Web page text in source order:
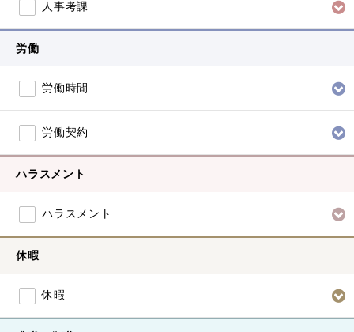
人事考課
労働
労働時間
労働契約
ハラスメント
ハラスメント
休暇
休暇